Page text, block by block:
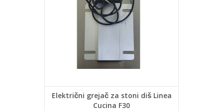
Električni grejač za stoni diš Linea
Cucina F30